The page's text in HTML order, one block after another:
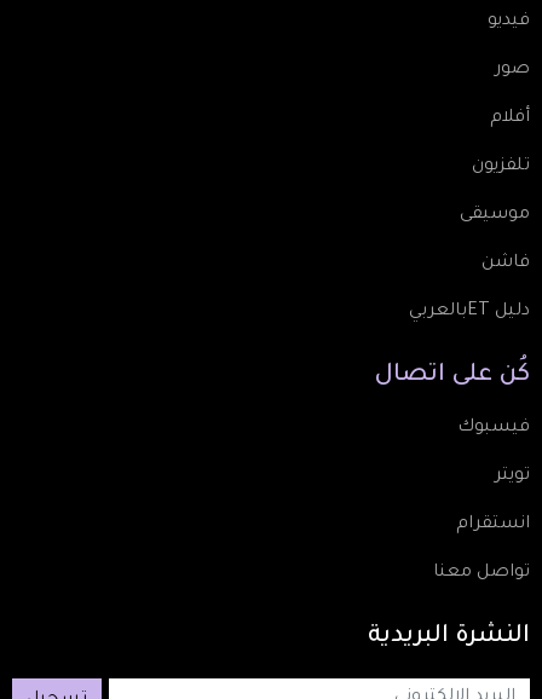
فيديو
صور
أفلام
تلفزيون
موسيقى
فاشن
دليل ETبالعربي
كُن على اتصال
فيسبوك
تويتر
انستقرام
تواصل معنا
النشرة البريدية